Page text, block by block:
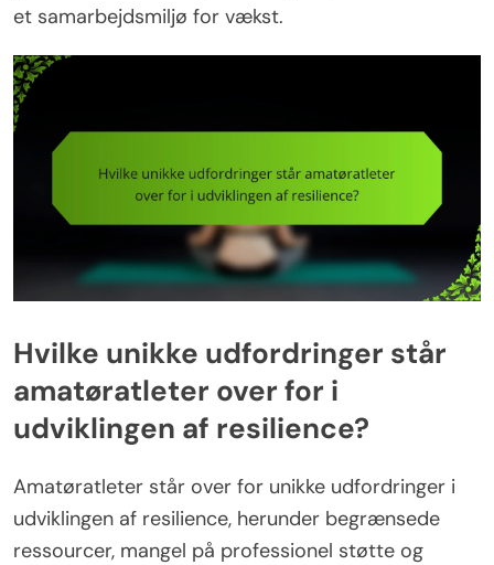
et samarbejdsmiljø for vækst.
Hvilke unikke udfordringer står
amatøratleter over for i
udviklingen af resilience?
Amatøratleter står over for unikke udfordringer i
udviklingen af resilience, herunder begrænsede
ressourcer, mangel på professionel støtte og